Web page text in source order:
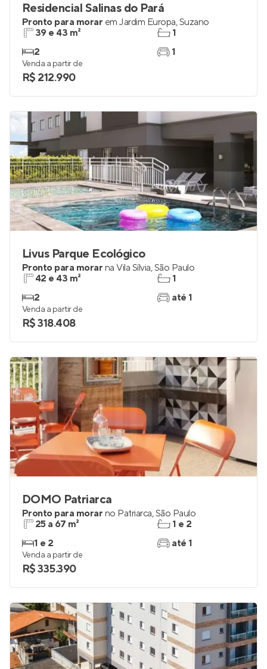
Residencial Salinas do Pará
Pronto para morar em Jardim Europa,Suzano
39 e 43 m²
2
1
1
Venda a partir de
R$ 212.990
Livus Parque Ecológico
Pronto para morar na Vila Sílvia,São Paulo
42 e 43 m²
2
1
até 1
Venda a partir de
R$ 318.408
DOMO Patriarca
Pronto para morar no Patriarca,São Paulo
25 a 67 m²
1 e 2
1 e 2
até 1
Venda a partir de
R$ 335.390